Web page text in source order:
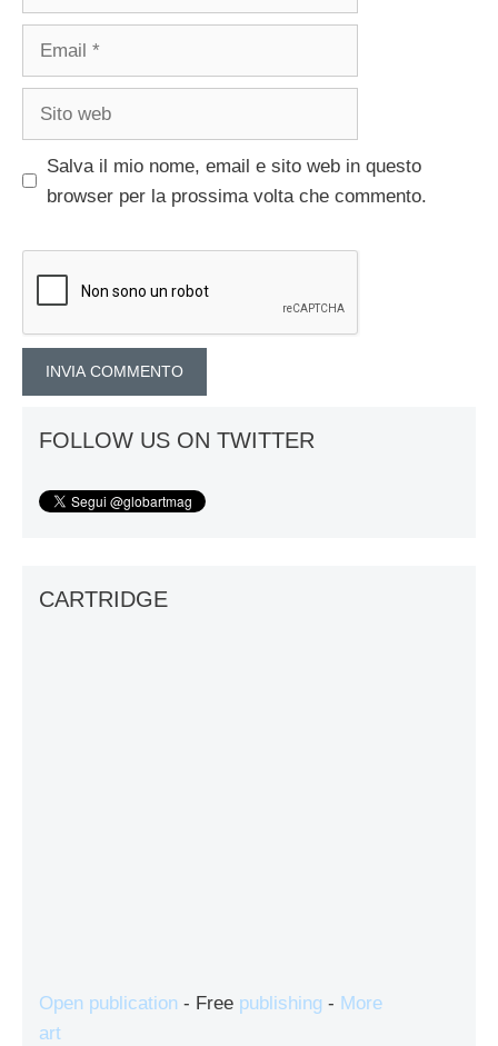
Salva il mio nome, email e sito web in questo
browser per la prossima volta che commento.
FOLLOW US ON TWITTER
CARTRIDGE
Open publication - Free publishing - More
art